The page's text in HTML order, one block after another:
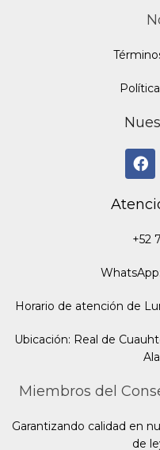
+52
Horario de atención de
Ubicación: Real de
Miembros del
Garantizando calidad en
de